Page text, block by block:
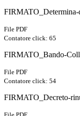
File PDF
Contatore click: 65
FIRMATO_Bando-
File PDF
Contatore click: 54
FIRMATO_Decreto-